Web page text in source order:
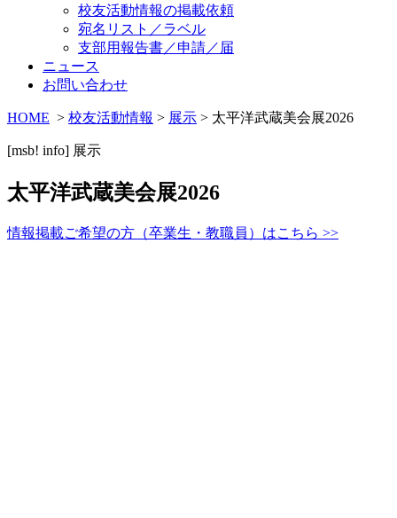
校友活動情報の掲載依頼
宛名リスト／ラベル
支部用報告書／申請／届
ニュース
お問い合わせ
HOME > 校友活動情報 > 展示 > 太平洋武蔵美会展2026
[msb! info] 展示
太平洋武蔵美会展2026
情報掲載ご希望の方（卒業生・教職員）はこちら >>